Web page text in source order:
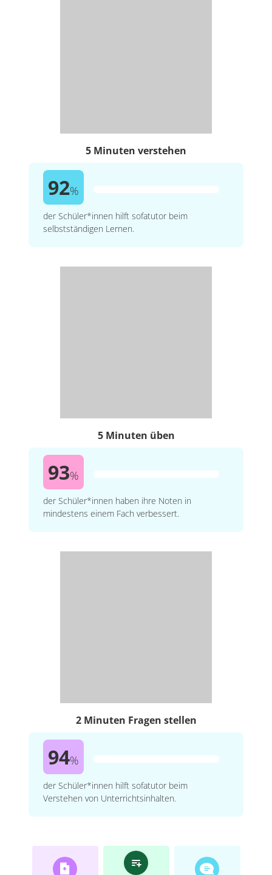
5 Minuten verstehen
92%
der Schüler*innen hilft sofatutor beim
selbstständigen Lernen.
5 Minuten üben
93%
der Schüler*innen haben ihre Noten in
mindestens einem Fach verbessert.
2 Minuten Fragen stellen
94%
der Schüler*innen hilft sofatutor beim
Verstehen von Unterrichtsinhalten.